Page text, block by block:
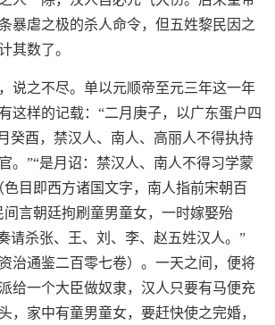
暴虐之极的杀人命令，但五姓黎民因之
其数了。
说之不尽。单以元顺帝至元三年这一年
这样的记载：“二月庚子，以广东蛋户四
癸酉，禁汉人、南人、高丽人不得执持
。”“是月诏：禁汉人、南人不得习学蒙
色目即西方诸国文字，南人指前宋朝百
间言朝廷拘刷童男童女，一时嫁娶殆
请杀张、王、刘、李、赵五姓汉人。”
治通鉴二百零七卷）。一天之间，便将
给一个大臣做奴隶，汉人只要有马便充
，家中有童男童女，要赶快使之完婚，